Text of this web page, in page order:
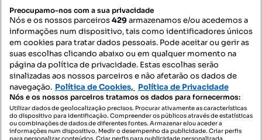
Contacte-nos
SIGA-NOS:
DESCARREGAR NA:
Preocupamo-nos com a sua privacidade
Nós e os nossos parceiros429armazenamos e/ou acedemos a
informações num dispositivo, tais como identificadores únicos
em cookies para tratar dados pessoais. Pode aceitar ou gerir as
suas escolhas clicando abaixo ou em qualquer momento na
página da política de privacidade. Estas escolhas serão
sinalizadas aos nossos parceiros e não afetarão os dados de
navegação. Política de Cookies, Política de Privacidade
Nós e os nossos parceiros tratamos os dados para fornecermos:
Utilizar dados de geolocalização precisos. Procurar ativamente as características
do dispositivo para identificação. Compreender os públicos através de estatísticas
ou combinações de dados de diferentes fontes. Armazenar e/ou aceder a
informações num dispositivo. Medir o desempenho da publicidade. Criar perfis